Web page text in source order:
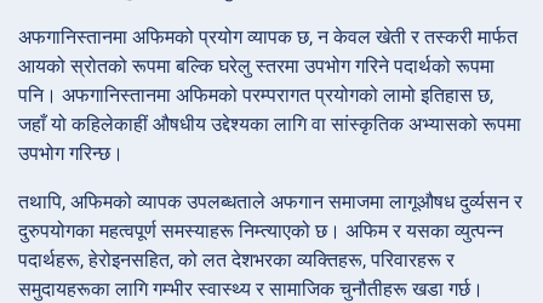
अफगानिस्तानमा अफिमको प्रयोग व्यापक छ, न केवल खेती र तस्करी मार्फत
आयको स्रोतको रूपमा बल्कि घरेलु स्तरमा उपभोग गरिने पदार्थको रूपमा
पनि। अफगानिस्तानमा अफिमको परम्परागत प्रयोगको लामो इतिहास छ,
जहाँ यो कहिलेकाहीं औषधीय उद्देश्यका लागि वा सांस्कृतिक अभ्यासको रूपमा
उपभोग गरिन्छ।
तथापि, अफिमको व्यापक उपलब्धताले अफगान समाजमा लागूऔषध दुर्व्यसन र
दुरुपयोगका महत्वपूर्ण समस्याहरू निम्त्याएको छ। अफिम र यसका व्युत्पन्न
पदार्थहरू, हेरोइनसहित, को लत देशभरका व्यक्तिहरू, परिवारहरू र
समुदायहरूका लागि गम्भीर स्वास्थ्य र सामाजिक चुनौतीहरू खडा गर्छ।